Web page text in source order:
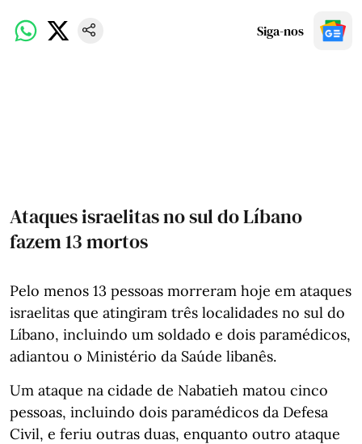
Siga-nos
Ataques israelitas no sul do Líbano
fazem 13 mortos
Pelo menos 13 pessoas morreram hoje em ataques
israelitas que atingiram três localidades no sul do
Líbano, incluindo um soldado e dois paramédicos,
adiantou o Ministério da Saúde libanês.
Um ataque na cidade de Nabatieh matou cinco
pessoas, incluindo dois paramédicos da Defesa
Civil, e feriu outras duas, enquanto outro ataque